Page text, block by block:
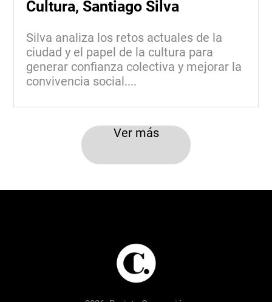
Cultura, Santiago Silva
Silva analiza los retos actuales de la
ciudad y el papel de la cultura para
generar confianza colectiva y mejorar la
convivencia social....
Ver más